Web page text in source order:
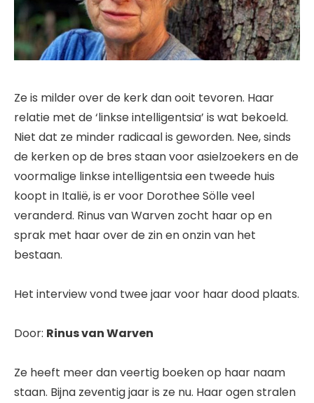
Ze is milder over de kerk dan ooit tevoren. Haar
relatie met de ‘linkse intelligentsia’ is wat bekoeld.
Niet dat ze minder radicaal is geworden. Nee, sinds
de kerken op de bres staan voor asielzoekers en de
voormalige linkse intelligentsia een tweede huis
koopt in Italië, is er voor Dorothee Sölle veel
veranderd. Rinus van Warven zocht haar op en
sprak met haar over de zin en onzin van het
bestaan.
Het interview vond twee jaar voor haar dood plaats.
Door: Rinus van Warven
Ze heeft meer dan veertig boeken op haar naam
staan. Bijna zeventig jaar is ze nu. Haar ogen stralen